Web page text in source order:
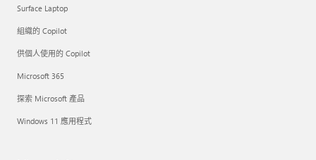
Surface Laptop
組織的 Copilot
供個人使用的 Copilot
Microsoft 365
探索 Microsoft 產品
Windows 11 應用程式